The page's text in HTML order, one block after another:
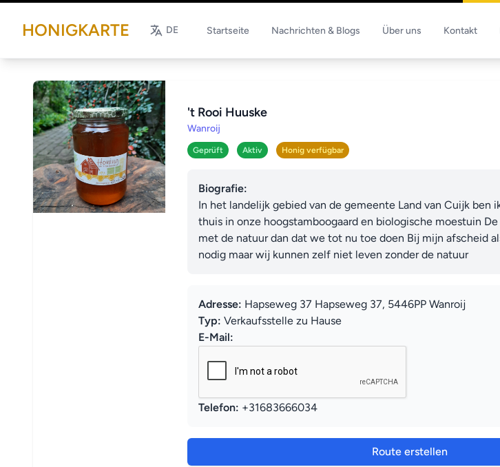
HONIGKARTE DE Startseite Nachrichten & Blogs Über uns Kontakt
't Rooi Huuske
Wanroij
Geprüft Aktiv Honig verfügbar
Biografie:
In het landelijk gebied van de gemeente Land van Cuijk ben
thuis in onze hoogstamboogaard en biologische moestuin
met de natuur dan dat we tot nu toe doen Bij mijn afscheid
nodig maar wij kunnen zelf niet leven zonder de natuur
Adresse: Hapseweg 37 Hapseweg 37, 5446PP Wanroij
Typ: Verkaufsstelle zu Hause
E-Mail:
Telefon: +31683666034
Route erstellen